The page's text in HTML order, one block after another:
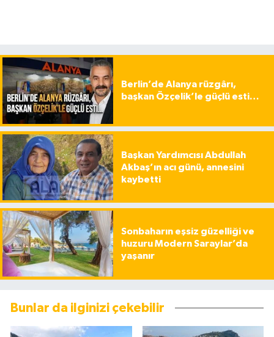
Berlin’de Alanya rüzgârı,
başkan Özçelik’le güçlü esti…
Başkan Yardımcısı Abdullah
Akbaş’ın acı günü, annesini
kaybetti
Sonbaharın eşsiz güzelliği ve
huzuru Modern Saraylar’da
yaşanır
Bunlar da ilginizi çekebilir